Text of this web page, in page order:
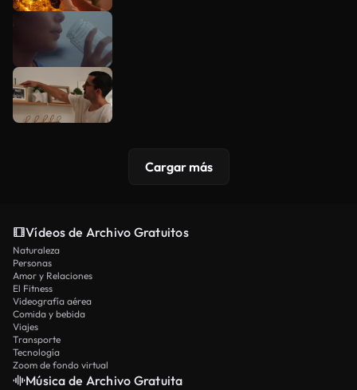
Cargar más
Vídeos de Archivo Gratuitos
Naturaleza
Personas
Amor y Relaciones
El Fitness
Videografía aérea
Comida y bebida
Viajes
Transporte
Tecnología
Zoom de fondo virtual
Música de Archivo Gratuita